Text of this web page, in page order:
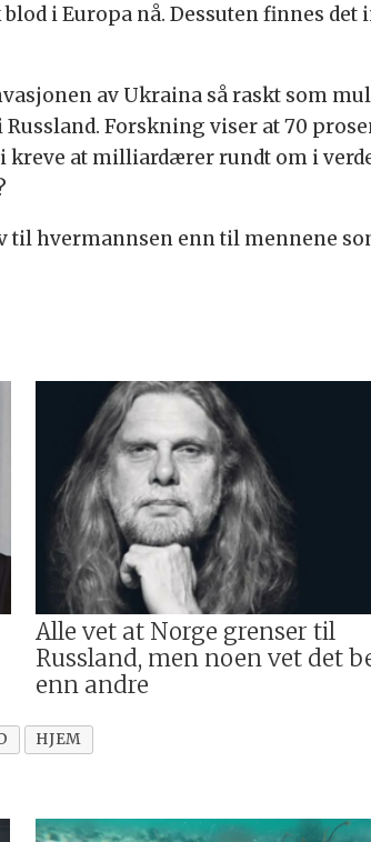
i Europa nå. Dessuten finnes
av Ukraina så raskt som
Forskning viser at 70
kreve at milliardærer rundt om i
til hvermannsen enn til mennene
Alle vet at Norge grenser til
Russland, men noen vet det
enn andre
HJEM